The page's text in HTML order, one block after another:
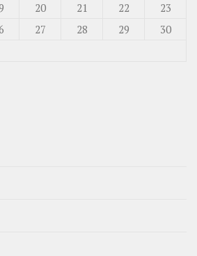
20 21 22
23
27 28 29
30